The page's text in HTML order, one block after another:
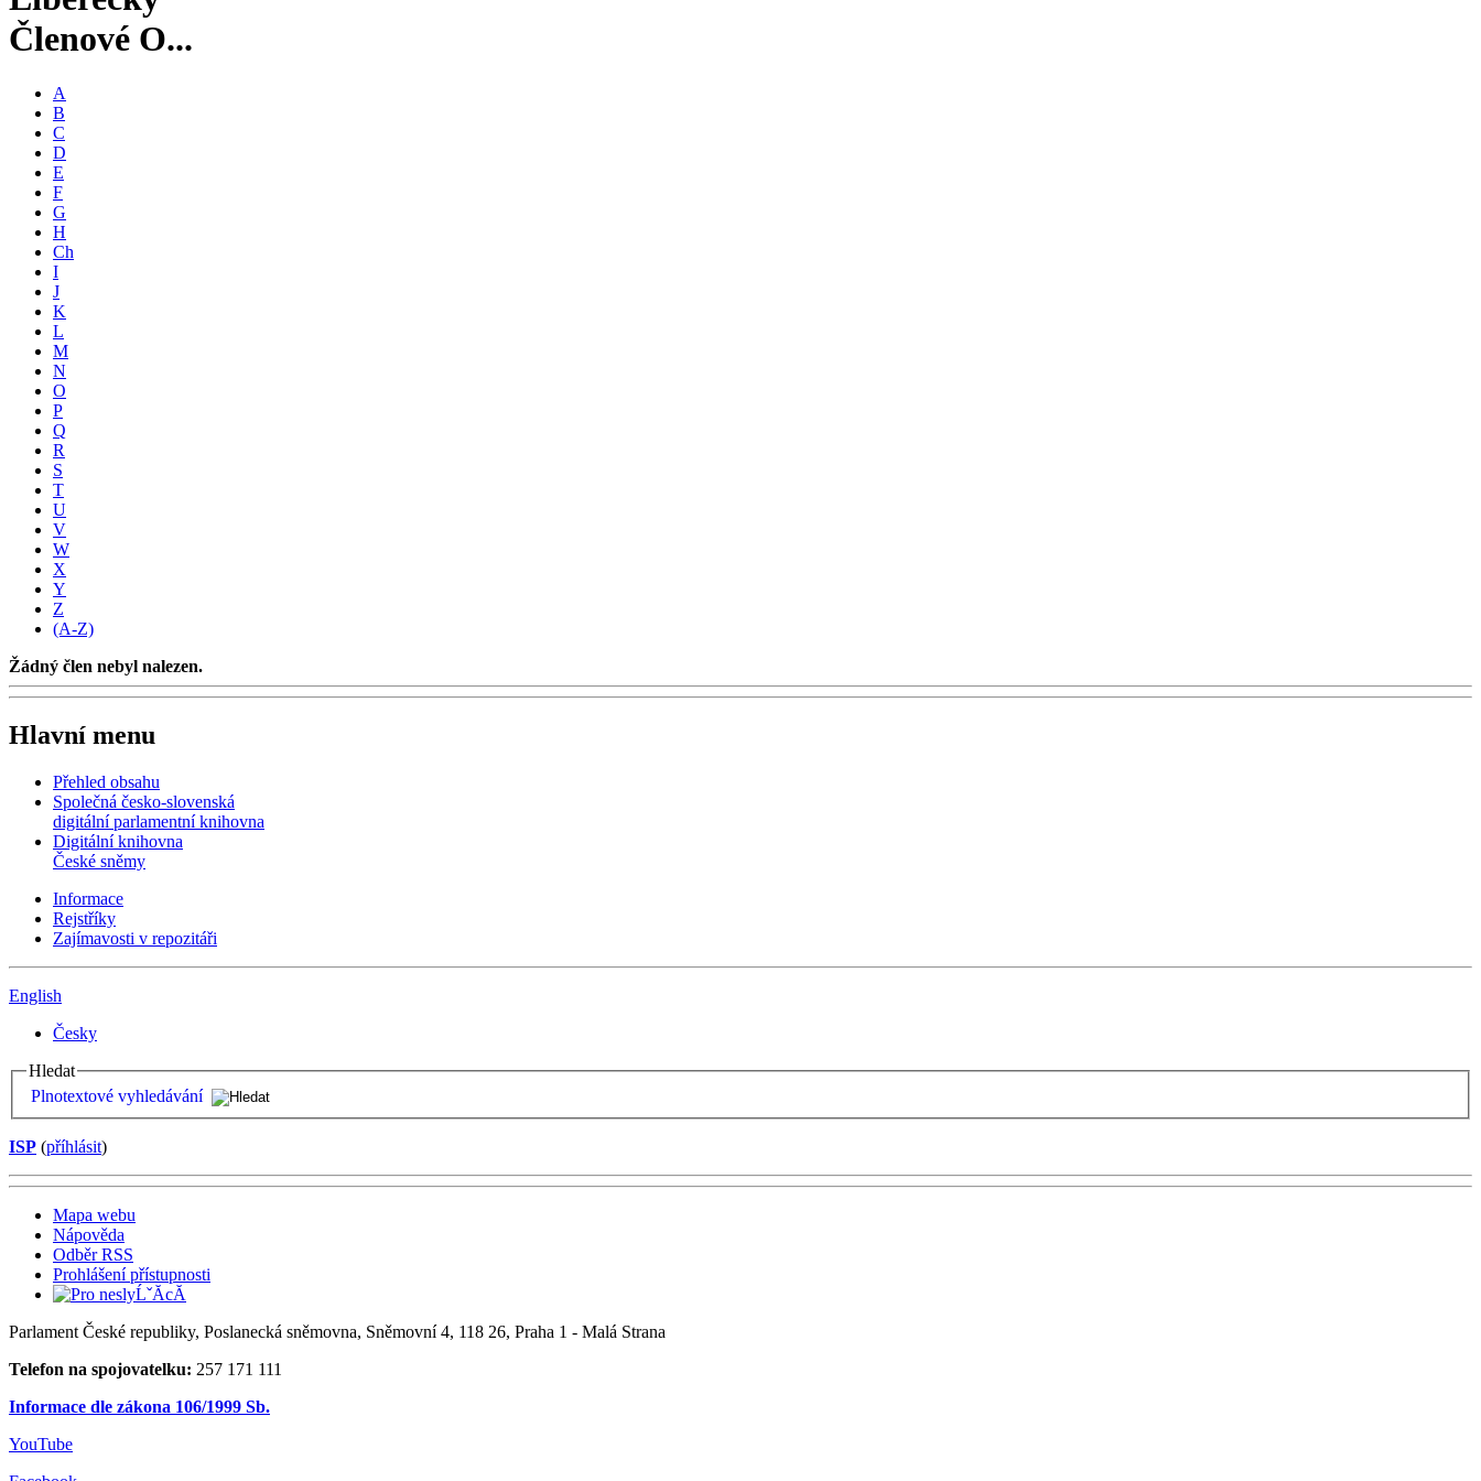
Členové O...
A
B
C
D
E
F
G
H
Ch
I
J
K
L
M
N
O
P
Q
R
S
T
U
V
W
X
Y
Z
(A-Z)
Žádný člen nebyl nalezen.
Hlavní menu
Přehled obsahu
Společná česko-slovenská
digitální parlamentní knihovna
Digitální knihovna
České sněmy
Informace
Rejstříky
Zajímavosti v repozitáři
English
Česky
Hledat
Plnotextové vyhledávání
ISP (příhlásit)
Mapa webu
Nápověda
Odběr RSS
Prohlášení přístupnosti
Parlament České republiky, Poslanecká sněmovna, Sněmovní 4, 118 26, Praha 1 - Malá Strana
Telefon na spojovatelku: 257 171 111
Informace dle zákona 106/1999 Sb.
YouTube